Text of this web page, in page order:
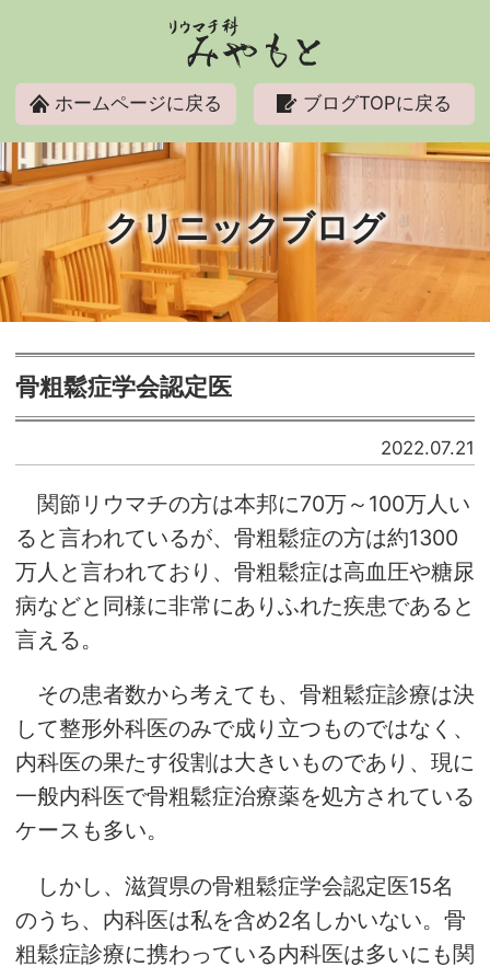
ホームページに戻る ブログTOPに戻る
クリニックブログ
骨粗鬆症学会認定医
2022.07.21
関節リウマチの方は本邦に70万～100万人い
ると言われているが、骨粗鬆症の方は約1300
万人と言われており、骨粗鬆症は高血圧や糖尿
病などと同様に非常にありふれた疾患であると
言える。
その患者数から考えても、骨粗鬆症診療は決
して整形外科医のみで成り立つものではなく、
内科医の果たす役割は大きいものであり、現に
一般内科医で骨粗鬆症治療薬を処方されている
ケースも多い。
しかし、滋賀県の骨粗鬆症学会認定医15名
のうち、内科医は私を含め2名しかいない。骨
粗鬆症診療に携わっている内科医は多いにも関